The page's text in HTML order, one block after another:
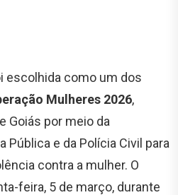
escolhida como um dos
Mulheres 2026,
Goiás por meio da
Pública e da Polícia Civil para
contra a mulher. O
feira, 5 de março, durante